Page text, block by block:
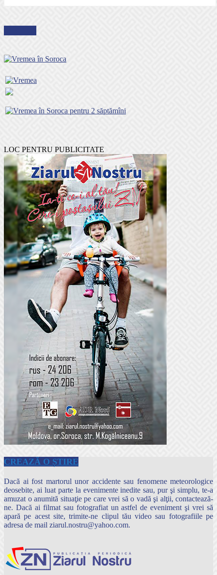
LOC PENTRU PUBLICITATE
CREAZĂ O ȘTIRE
Dacă ai fost martorul unor accidente sau fenomene meteorologice
deosebite, ai luat parte la evenimente inedite sau, pur şi simplu, te-a
amuzat o anumită situaţie pe care vrei să o vadă şi alţii, contactează-
ne. Dacă ai filmat sau fotografiat un astfel de eveniment şi vrei să
apară pe acest site, trimite-ne clipul tău video sau fotografiile pe
adresa de mail ziarul.nostru@yahoo.com.